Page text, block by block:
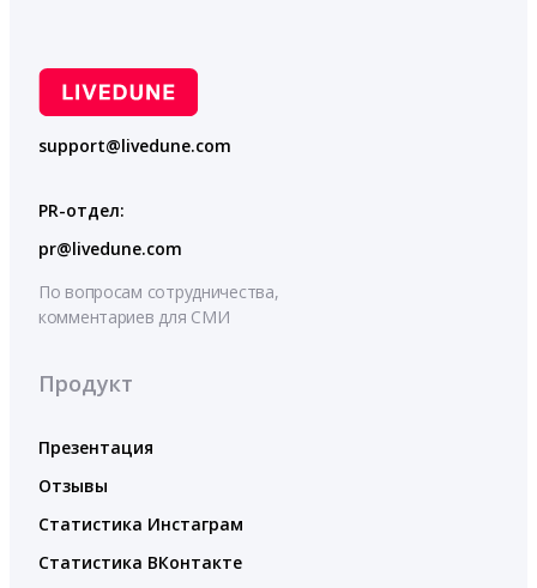
support@livedune.com
PR-отдел:
pr@livedune.com
По вопросам сотрудничества,
комментариев для СМИ
Продукт
Презентация
Отзывы
Статистика Инстаграм
Статистика ВКонтакте